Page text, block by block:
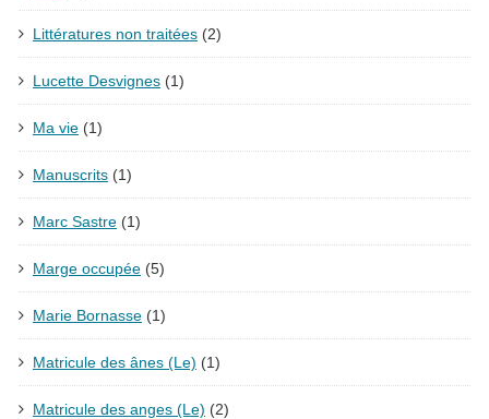
Littératures non traitées (2)
Lucette Desvignes (1)
Ma vie (1)
Manuscrits (1)
Marc Sastre (1)
Marge occupée (5)
Marie Bornasse (1)
Matricule des ânes (Le) (1)
Matricule des anges (Le) (2)